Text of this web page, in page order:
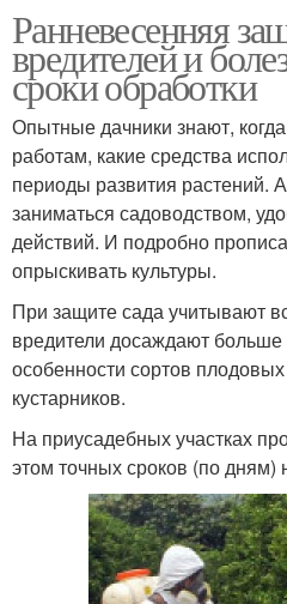
Ранневесенняя
вредителей и
сроки обработки
Опытные дачники знают,
работам, какие средства
периоды развития растений.
заниматься садоводством,
действий. И подробно
опрыскивать культуры.
При защите сада учитывают
вредители досаждают больше
особенности сортов
кустарников.
На приусадебных участках
этом точных сроков (по дням)